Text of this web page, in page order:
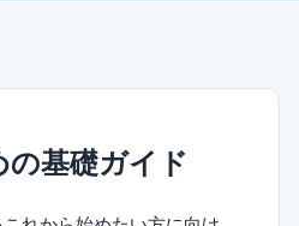
基礎ガイド